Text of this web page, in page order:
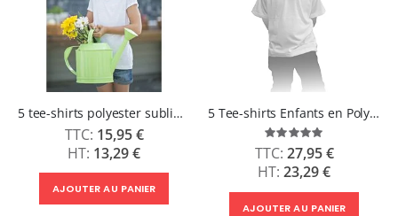
5 tee-shirts polyester sublimables Enfant - 140g
15,95 €
13,29 €
AJOUTER AU PANIER
5 Tee-shirts Enfants en Polyester sublimables - 220 grammes
Évaluation:
100%
27,95 €
23,29 €
AJOUTER AU PANIER